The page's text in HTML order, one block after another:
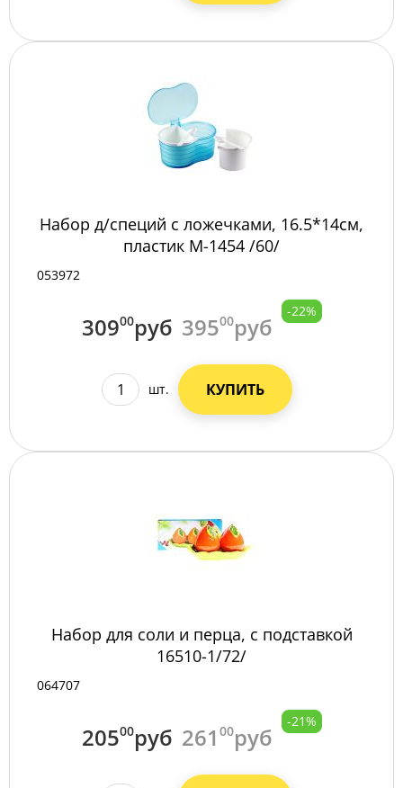
Набор д/специй с ложечками, 16.5*14см,
пластик M-1454 /60/
053972
30900руб 39500руб
-22%
шт. КУПИТЬ
Набор для соли и перца, с подставкой
16510-1/72/
064707
20500руб 261 00руб
-21%